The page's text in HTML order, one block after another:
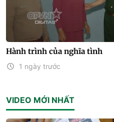
Hành trình của nghĩa tình
1 ngày trước
VIDEO MỚI NHẤT